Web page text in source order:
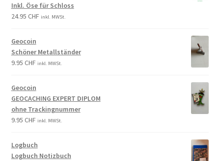
Inkl. Öse für Schloss
24.95 CHF inkl. MWSt.
Geocoin
Schöner Metallständer
9.95 CHF inkl. MWSt.
Geocoin
GEOCACHING EXPERT DIPLOM
ohne Trackingnummer
9.95 CHF inkl. MWSt.
Logbuch
Logbuch Notizbuch